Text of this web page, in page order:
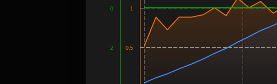
0.5
1
-2
0